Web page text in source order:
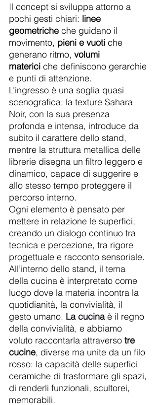
Il concept si sviluppa attorno a
pochi gesti chiari: linee
geometriche che guidano il
movimento, pieni e vuoti che
generano ritmo, volumi
materici che definiscono gerarchie
e punti di attenzione.
L’ingresso è una soglia quasi
scenografica: la texture Sahara
Noir, con la sua presenza
profonda e intensa, introduce da
subito il carattere dello stand,
mentre la struttura metallica delle
librerie disegna un filtro leggero e
dinamico, capace di suggerire e
allo stesso tempo proteggere il
percorso interno.
Ogni elemento è pensato per
mettere in relazione le superfici,
creando un dialogo continuo tra
tecnica e percezione, tra rigore
progettuale e racconto sensoriale.
All’interno dello stand, il tema
della cucina è interpretato come
luogo dove la materia incontra la
quotidianità, la convivialità, il
gesto umano. La cucina è il regno
della convivialità, e abbiamo
voluto raccontarla attraverso tre
cucine, diverse ma unite da un filo
rosso: la capacità delle superfici
ceramiche di trasformare gli spazi,
di renderli funzionali, scultorei,
memorabili.